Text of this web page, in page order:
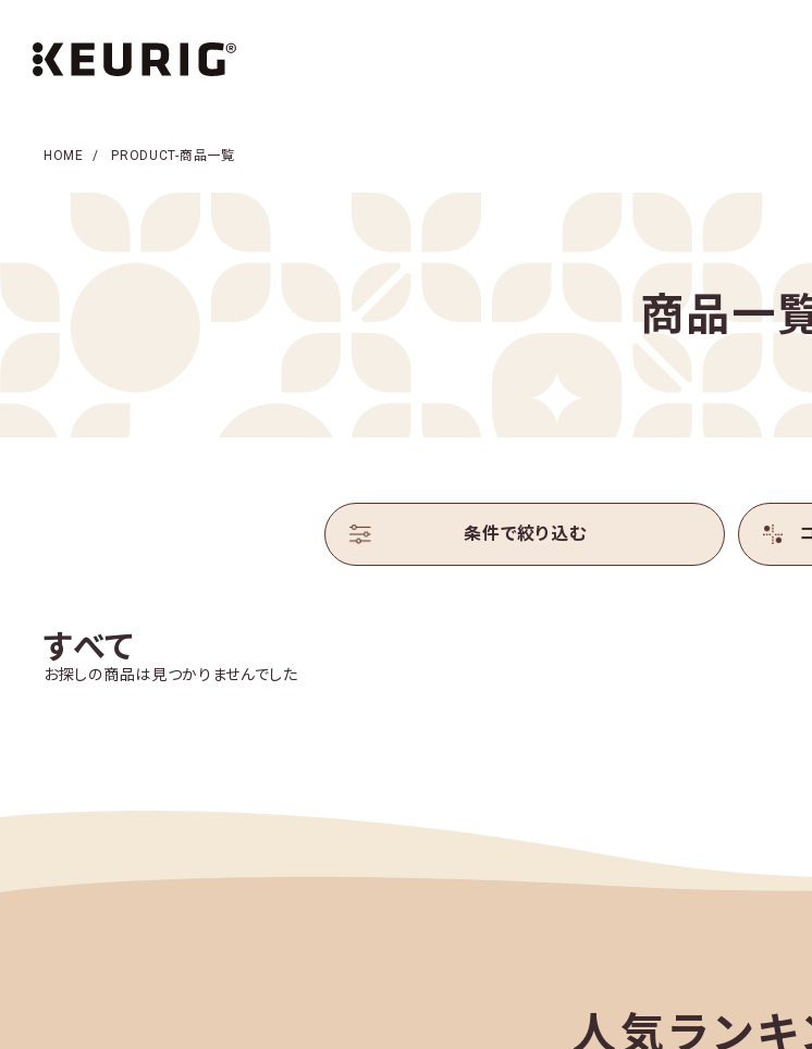
商品一覧 コーヒー一覧 お茶・紅茶一覧 アクセサリー一覧
KEURIGについて
新着情報
リサイ
コーヒ
アレン
HOME PRODUCT-商品一覧
商品一
条件で絞り込む
すべて
お探しの商品は見つかりませんでした
人気ランキ